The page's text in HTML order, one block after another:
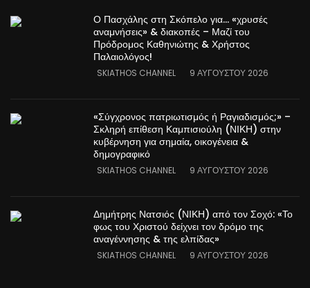
Ο Πασχάλης στη Σκόπελο για… «χρυσές
αναμνήσεις» & διακοπές – Μαζί του
Πρόδρομος Καθηνιώτης & Χρήστος
Παλαιολόγος!
SKIATHOS CHANNEL 9 ΑΥΓΟΎΣΤΟΥ 2026
«Σύγχρονος πατριωτισμός ή Ραγιαδισμός;» –
Σκληρή επίθεση Καμπισιούλη (ΝΙΚΗ) στην
κυβέρνηση για σημαία, οικογένεια &
δημογραφικό
SKIATHOS CHANNEL 9 ΑΥΓΟΎΣΤΟΥ 2026
Δημήτρης Νατσιός (ΝΙΚΗ) από τον Σοχό: «Το
φως του Χριστού δείχνει τον δρόμο της
αναγέννησης & της ελπίδας»
SKIATHOS CHANNEL 9 ΑΥΓΟΎΣΤΟΥ 2026